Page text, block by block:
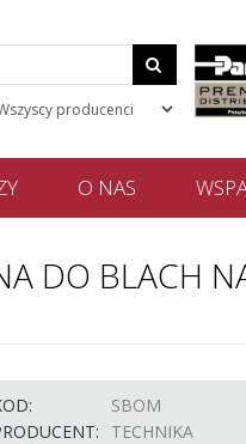
O NAS
DO BLACH
SBOM
TECHNIKA